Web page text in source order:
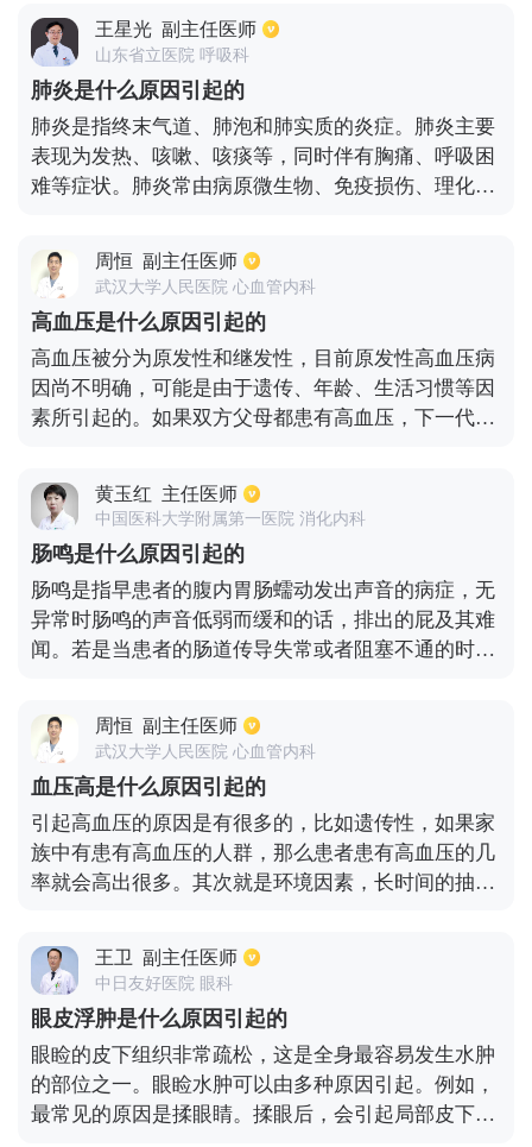
过度使用会产生一系列炎症，例如狭窄性腱鞘炎，在
此病症发作时同样也会引起大拇指关节部位的疼痛
的。除以上两点原因之外，风湿以及类风湿性关节炎
很有可能会引起关节部位出现不明原因的疼痛，类风
湿性关节炎还有可能会引起大拇指关节部位的变形弯
曲，疼痛肿胀，一般这种情况下，患者需要服用相应
的非甾体抗炎消菌类药物进行治疗，同时还可以配合
王星光 副主任医师
山东省立医院 呼吸科
肺炎是什么原因引起的
肺炎是指终末气道、肺泡和肺实质的炎症。肺炎主要
表现为发热、咳嗽、咳痰等，同时伴有胸痛、呼吸困
难等症状。肺炎常由病原微生物、免疫损伤、理化因
菌等，其中细菌占成人病原体的80%左右。肺炎风险
与其分类相关，临床以解剖部位、病因、患病场所进
行分类，利于医生准确用药。
周恒 副主任医师
武汉大学人民医院 心血管内科
高血压是什么原因引起的
高血压被分为原发性和继发性，目前原发性高血压病
因尚不明确，可能是由于遗传、年龄、生活习惯等因
素所引起的。如果双方父母都患有高血压，下一代的
高血压的发生几率增高，比如运动过少、体重超标、
过量饮酒等。继发性高血压通常是由于疾病所引起
的，比如慢性肾脏疾病、内分泌紊乱等。
黄玉红 主任医师
中国医科大学附属第一医院 消化内科
肠鸣是什么原因引起的
肠鸣是指早患者的腹内胃肠蠕动发出声音的病症，无
异常时肠鸣的声音低弱而缓和的话，排出的屁及其难
闻。若是当患者的肠道传导失常或者阻塞不通的时
患者需要在平时多注意饮食方面的调养，必须饮食清
淡，忌食生冷、烟酒、浓茶、咖啡以及辛辣等食物。
每天必须保证充足的睡眠时间，避免熬夜，保证心情
愉悦。
周恒 副主任医师
武汉大学人民医院 心血管内科
血压高是什么原因引起的
引起高血压的原因是有很多的，比如遗传性，如果家
族中有患有高血压的人群，那么患者患有高血压的几
率就会高出很多。其次就是环境因素，长时间的抽
是会引起高血压的，对于生活中多吃高热量和高能量
食物的人群，患有高血压的几率也是很高。然后不良
的生活习惯，比如现在很多年轻人总是不爱运动，很
容易会导致血压升高。因此对于高血压患者来说，平
时要注重劳逸结合，要拥有充分的睡眠，不能够长时
间的熬夜，可以进行适量的运动。
王卫 副主任医师
中日友好医院 眼科
眼皮浮肿是什么原因引起的
眼睑的皮下组织非常疏松，这是全身最容易发生水肿
的部位之一。眼睑水肿可以由多种原因引起。例如，
最常见的原因是揉眼睛。揉眼后，会引起局部皮下组